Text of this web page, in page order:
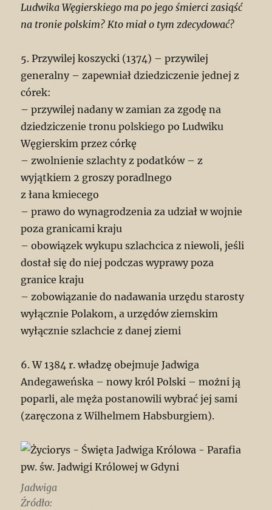
Ludwika Węgierskiego ma po jego śmierci zasiąść
na tronie polskim? Kto miał o tym zdecydować?
5. Przywilej koszycki (1374) – przywilej
generalny – zapewniał dziedziczenie jednej z
córek:
– przywilej nadany w zamian za zgodę na
dziedziczenie tronu polskiego po Ludwiku
Węgierskim przez córkę
– zwolnienie szlachty z podatków – z
wyjątkiem 2 groszy poradlnego
z łana kmiecego
– prawo do wynagrodzenia za udział w wojnie
poza granicami kraju
– obowiązek wykupu szlachcica z niewoli, jeśli
dostał się do niej podczas wyprawy poza
granice kraju
– zobowiązanie do nadawania urzędu starosty
wyłącznie Polakom, a urzędów ziemskim
wyłącznie szlachcie z danej ziemi
6. W 1384 r. władzę obejmuje Jadwiga
Andegaweńska – nowy król Polski – możni ją
poparli, ale męża postanowili wybrać jej sami
(zaręczona z Wilhelmem Habsburgiem).
Jadwiga
Źródło: